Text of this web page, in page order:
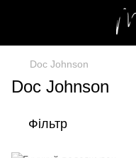
Doc Johnson
Doc Johnson
Фільтр